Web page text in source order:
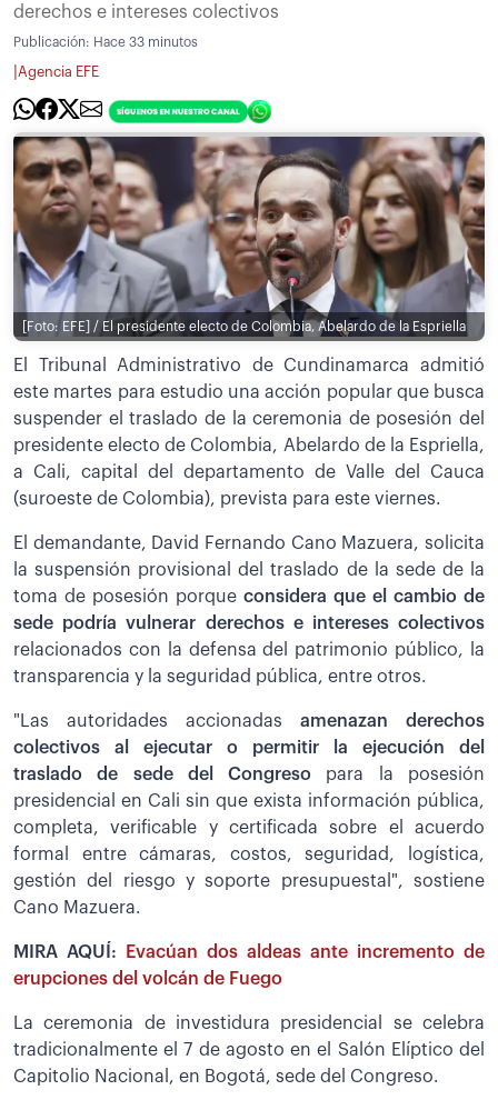
derechos e intereses colectivos
Publicación: Hace 33 minutos
Agencia EFE
[Foto: EFE] / El presidente electo de Colombia, Abelardo de la Espriella
El Tribunal Administrativo de Cundinamarca admitió
este martes para estudio una acción popular que busca
suspender el traslado de la ceremonia de posesión del
presidente electo de Colombia, Abelardo de la Espriella,
a Cali, capital del departamento de Valle del Cauca
(suroeste de Colombia), prevista para este viernes.
El demandante, David Fernando Cano Mazuera, solicita
la suspensión provisional del traslado de la sede de la
toma de posesión porque considera que el cambio de
sede podría vulnerar derechos e intereses colectivos
relacionados con la defensa del patrimonio público, la
transparencia y la seguridad pública, entre otros.
"Las autoridades accionadas amenazan derechos
colectivos al ejecutar o permitir la ejecución del
traslado de sede del Congreso para la posesión
presidencial en Cali sin que exista información pública,
completa, verificable y certificada sobre el acuerdo
formal entre cámaras, costos, seguridad, logística,
gestión del riesgo y soporte presupuestal", sostiene
Cano Mazuera.
MIRA AQUÍ:
Evacúan dos aldeas ante incremento de
erupciones del volcán de Fuego
La ceremonia de investidura presidencial se celebra
tradicionalmente el 7 de agosto en el Salón Elíptico del
Capitolio Nacional, en Bogotá, sede del Congreso.